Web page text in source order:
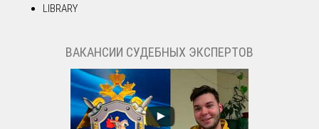
LIBRARY
ВАКАНСИИ СУДЕБНЫХ ЭКСПЕРТОВ